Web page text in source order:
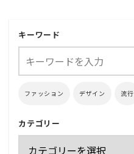
キーワード
ファッション デザイン 流行
カテゴリー